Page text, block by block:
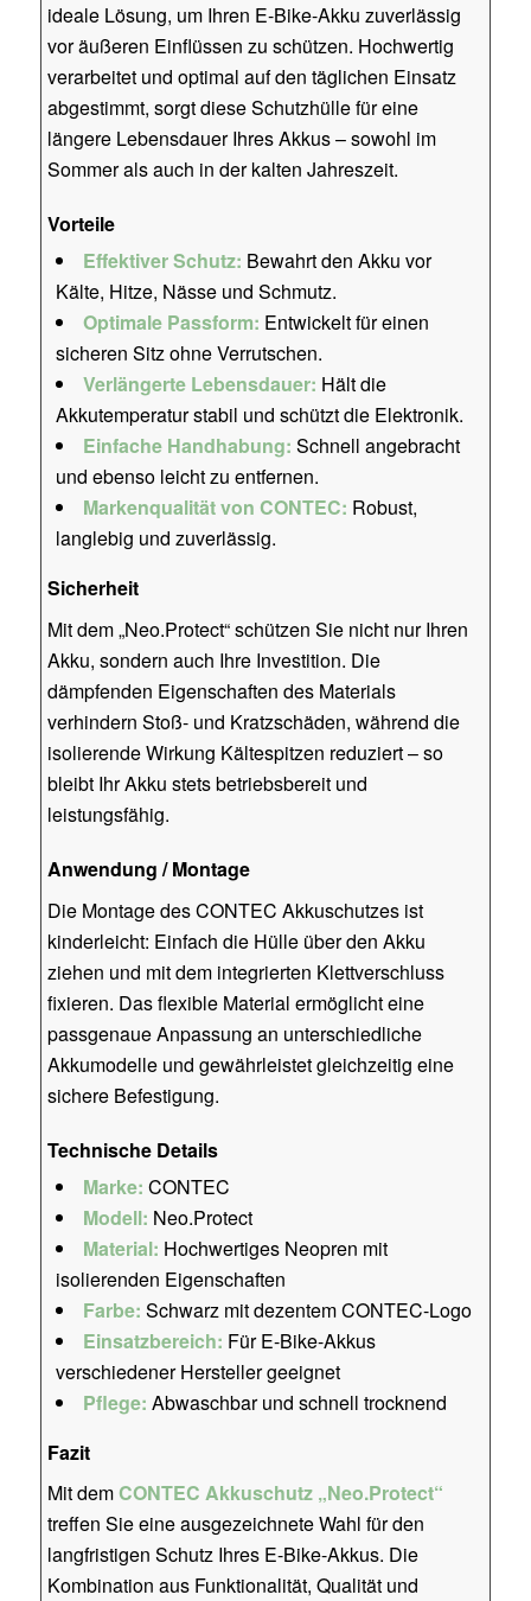
ideale Lösung, um Ihren E-Bike-Akku zuverlässig
vor äußeren Einflüssen zu schützen. Hochwertig
verarbeitet und optimal auf den täglichen Einsatz
abgestimmt, sorgt diese Schutzhülle für eine
längere Lebensdauer Ihres Akkus – sowohl im
Sommer als auch in der kalten Jahreszeit.
Vorteile
Effektiver Schutz: Bewahrt den Akku vor
Kälte, Hitze, Nässe und Schmutz.
Optimale Passform: Entwickelt für einen
sicheren Sitz ohne Verrutschen.
Verlängerte Lebensdauer: Hält die
Akkutemperatur stabil und schützt die Elektronik.
Einfache Handhabung: Schnell angebracht
und ebenso leicht zu entfernen.
Markenqualität von CONTEC: Robust,
langlebig und zuverlässig.
Sicherheit
Mit dem „Neo.Protect“ schützen Sie nicht nur Ihren
Akku, sondern auch Ihre Investition. Die
dämpfenden Eigenschaften des Materials
verhindern Stoß- und Kratzschäden, während die
isolierende Wirkung Kältespitzen reduziert – so
bleibt Ihr Akku stets betriebsbereit und
leistungsfähig.
Anwendung / Montage
Die Montage des CONTEC Akkuschutzes ist
kinderleicht: Einfach die Hülle über den Akku
ziehen und mit dem integrierten Klettverschluss
fixieren. Das flexible Material ermöglicht eine
passgenaue Anpassung an unterschiedliche
Akkumodelle und gewährleistet gleichzeitig eine
sichere Befestigung.
Technische Details
Marke: CONTEC
Modell: Neo.Protect
Material: Hochwertiges Neopren mit
isolierenden Eigenschaften
Farbe: Schwarz mit dezentem CONTEC-Logo
Einsatzbereich: Für E-Bike-Akkus
verschiedener Hersteller geeignet
Pflege: Abwaschbar und schnell trocknend
Fazit
Mit demCONTEC Akkuschutz „Neo.Protect“
treffen Sie eine ausgezeichnete Wahl für den
langfristigen Schutz Ihres E-Bike-Akkus. Die
Kombination aus Funktionalität, Qualität und